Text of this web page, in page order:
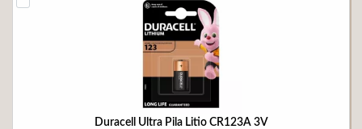
Duracell Ultra Pila Litio CR123A 3V